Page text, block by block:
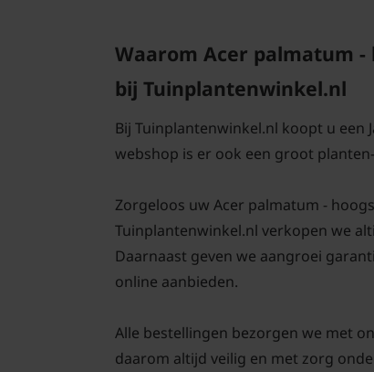
Waarom Acer palmatum -
bij Tuinplantenwinkel.nl
Bij Tuinplantenwinkel.nl koopt u een
webshop is er ook een groot
Zorgeloos uw Acer palmatum -
Tuinplantenwinkel.nl verkopen we
Daarnaast geven we aangroei
online aanbieden.
Alle bestellingen bezorgen we met
daarom altijd veilig en met zorg